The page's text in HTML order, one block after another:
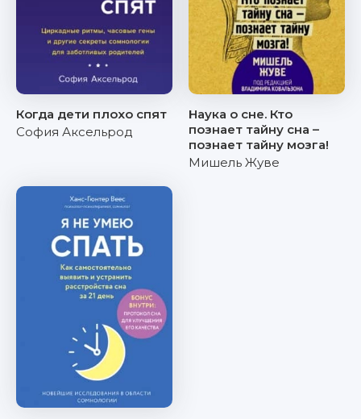
Когда дети плохо спят
София Аксельрод
Наука о сне. Кто
познает тайну сна –
познает тайну мозга!
Мишель Жуве